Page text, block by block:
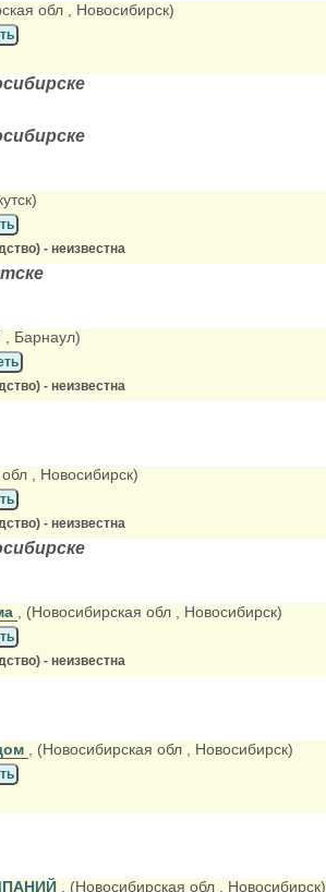
обл , Новосибирск)
- неизвестна
, Барнаул)
- неизвестна
обл , Новосибирск)
- неизвестна
, (Новосибирская обл , Новосибирск)
- неизвестна
, (Новосибирская обл , Новосибирск)
, (Новосибирская обл , Новосибирск)